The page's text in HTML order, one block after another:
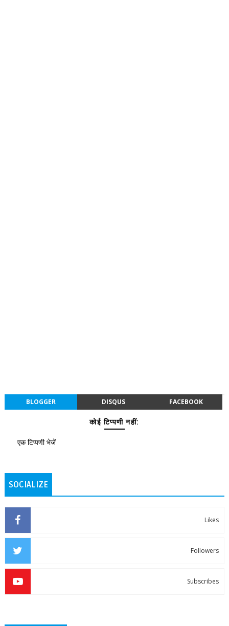
BLOGGER DISQUS FACEBOOK
कोई टिप्पणी नहीं:
एक टिप्पणी भेजें
SOCIALIZE
Likes
Followers
Subscribes